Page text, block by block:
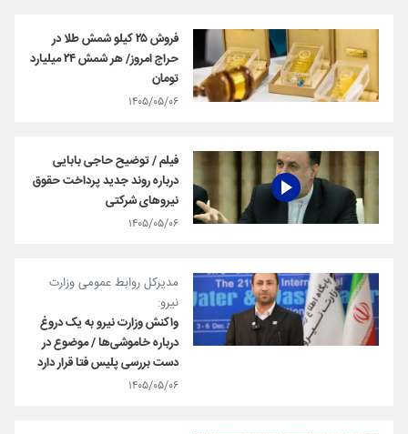
فروش ۲۵ کیلو شمش طلا در
حراج‌ امروز/ هر شمش ۲۴ میلیارد
تومان
۱۴۰۵/۰۵/۰۶
فیلم / توضیح حاجی بابایی
درباره روند جدید پرداخت حقوق
نیروهای شرکتی
۱۴۰۵/۰۵/۰۶
مدیرکل روابط عمومی وزارت
نیرو:
واکنش وزارت نیرو به یک دروغ
درباره خاموشی‌ها / موضوع در
دست بررسی پلیس فتا قرار دارد
۱۴۰۵/۰۵/۰۶